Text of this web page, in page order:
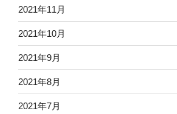
2021年11月
2021年10月
2021年9月
2021年8月
2021年7月